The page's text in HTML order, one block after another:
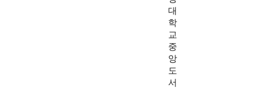
대
학
교
중
앙
도
서